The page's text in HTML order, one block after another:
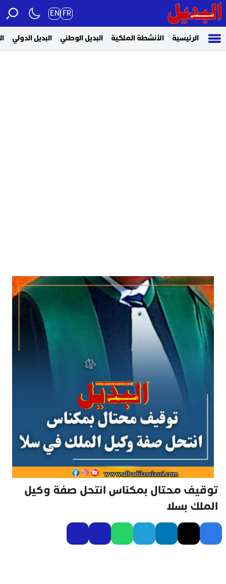
FR
EN
الرئيسية الأنشطة الملكية البديل الوطني البديل الدولي
توقيف محتال بمكناس انتحل صفة وكيل
الملك بسلا